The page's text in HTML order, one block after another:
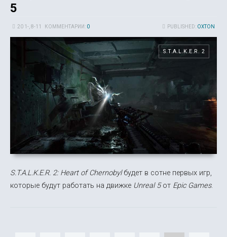
5
PUBLISHED: OXTON
20 1-, 8-11 КОММЕНТАРИИ: 0
S.T.A.L.K.E.R. 2
S.T.A.L.K.E.R. 2: Heart of Chernobylбудет в сотне первых игр,
которые будут работать на движке Unreal 5от Epic Games.